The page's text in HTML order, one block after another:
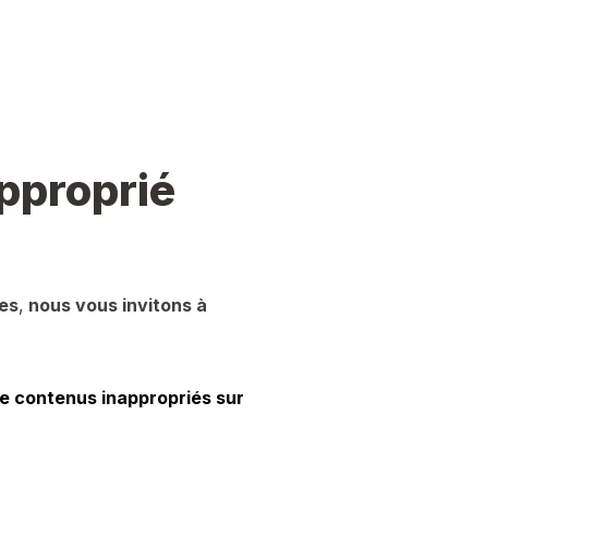
, nous vous invitons à
contenus inappropriés sur